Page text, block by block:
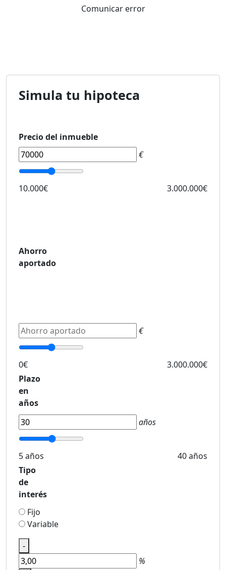
Comunicar error
Simula tu hipoteca
Precio del inmueble
€
10.000€ 3.000.000€
Ahorro
aportado
€
0€
3.000.000€
Plazo
en
años
años
5 años
40 años
Tipo
de
interés
Fijo
Variable
-
%